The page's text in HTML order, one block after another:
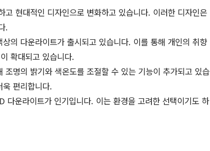
고 현대적인 디자인으로 변화하고 있습니다. 이러한 디자인은
.
의 다운라이트가 출시되고 있습니다. 이를 통해 개인의 취향
확대되고 있습니다.
조명의 밝기와 색온도를 조절할 수 있는 기능이 추가되고 있습
편리합니다.
다운라이트가 인기입니다. 이는 환경을 고려한 선택이기도 하